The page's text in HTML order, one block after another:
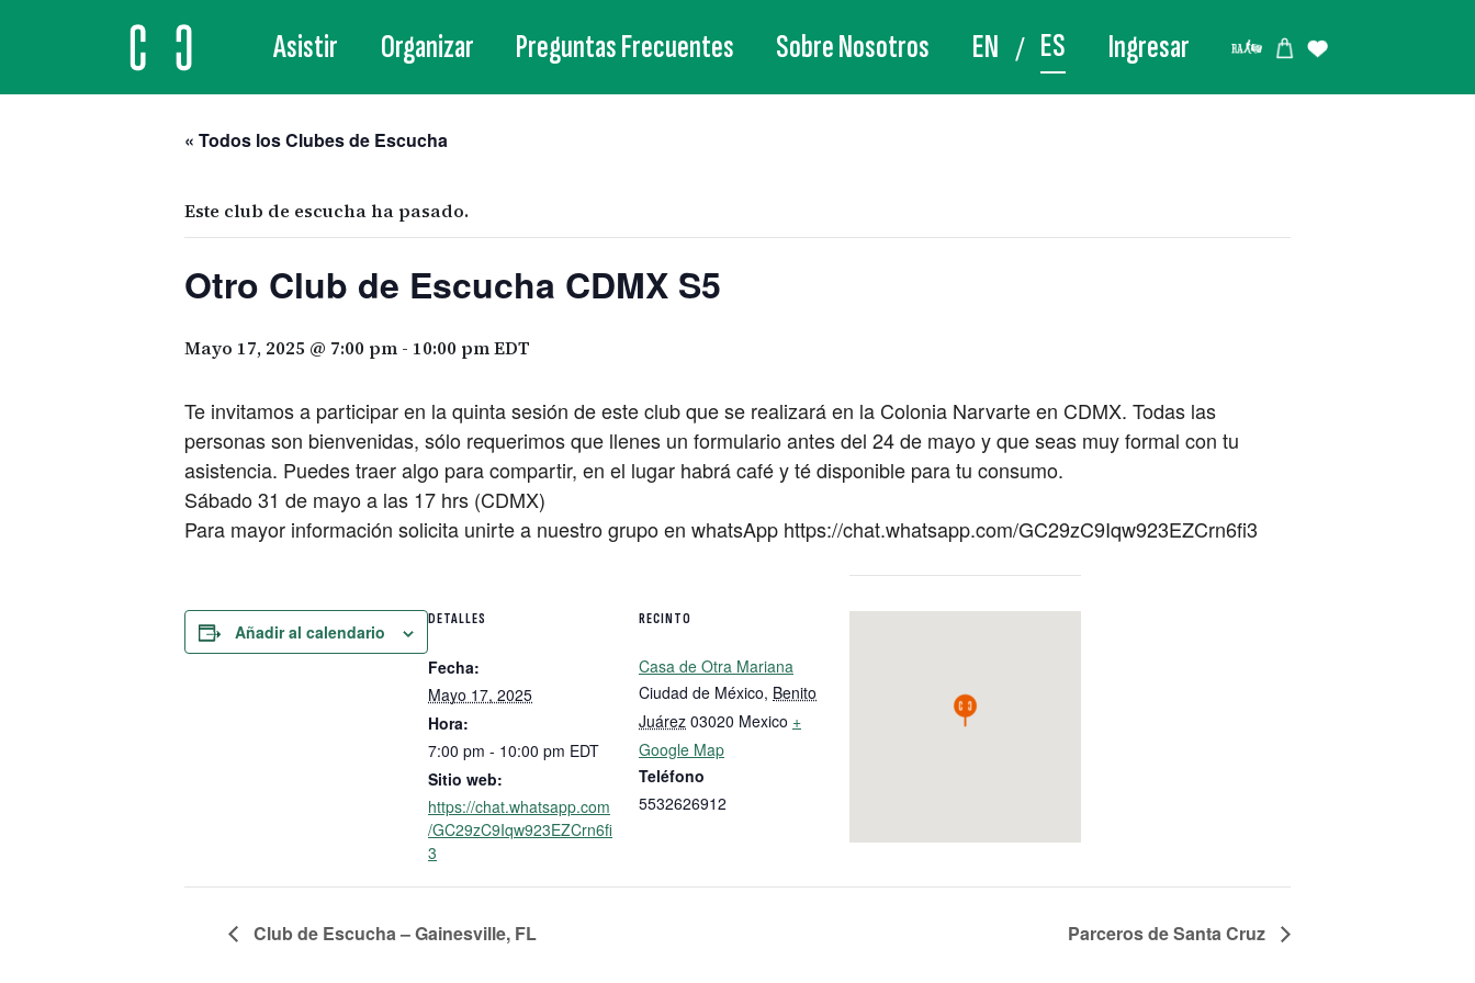
MAIN NAVIGATION
Asistir Organizar Preguntas Frecuentes Sobre Nosotros EN ES Ingresar
« Todos los Clubes de Escucha
Este club de escucha ha pasado.
Otro Club de Escucha CDMX S5
Mayo 17, 2025 @ 7:00 pm - 10:00 pmEDT
Te invitamos a participar en la quinta sesión de este club que se realizará en la Colonia Narvarte en CDMX. Todas las
personas son bienvenidas, sólo requerimos que llenes un formulario antes del 24 de mayo y que seas muy formal con tu
asistencia. Puedes traer algo para compartir, en el lugar habrá café y té disponible para tu consumo.
Sábado 31 de mayo a las 17 hrs (CDMX)
Para mayor información solicita unirte a nuestro grupo en whatsApp https://chat.whatsapp.com/GC29zC9Iqw923EZCrn6fi3
Añadir al calendario
DETALLES
Fecha:
Mayo 17, 2025
Hora:
7:00 pm - 10:00 pm EDT
Sitio web:
https://chat.whatsapp.com
/GC29zC9Iqw923EZCrn6fi
3
RECINTO
Casa de Otra Mariana
Ciudad de México, Benito
Juárez 03020 Mexico +
Google Map
Teléfono
5532626912
Club de Escucha – Gainesville, FL Parceros de Santa Cruz